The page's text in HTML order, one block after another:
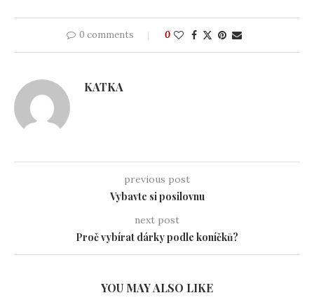
0 comments 0
KATKA
previous post
Vybavte si posilovnu
next post
Proč vybírat dárky podle koníčků?
YOU MAY ALSO LIKE